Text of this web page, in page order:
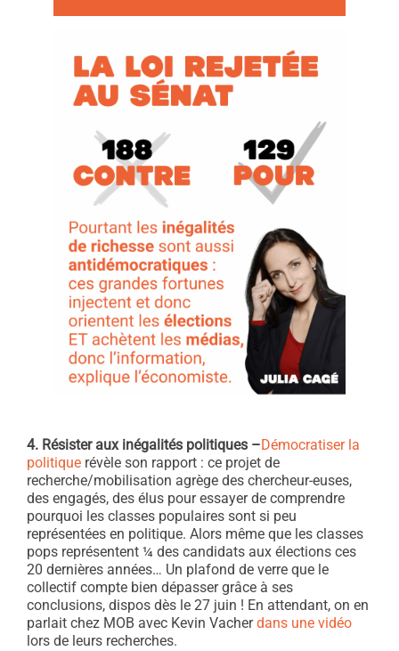
4. Résister aux inégalités politiques –Démocratiser la
politique révèle son rapport : ce projet de
recherche/mobilisation agrège des chercheur-euses,
des engagés, des élus pour essayer de comprendre
pourquoi les classes populaires sont si peu
représentées en politique. Alors même que les classes
pops représentent ¼ des candidats aux élections ces
20 dernières années… Un plafond de verre que le
collectif compte bien dépasser grâce à ses
conclusions, dispos dès le 27 juin ! En attendant, on en
parlait chez MOB avec Kevin Vacherdans une vidéo
lors de leurs recherches.